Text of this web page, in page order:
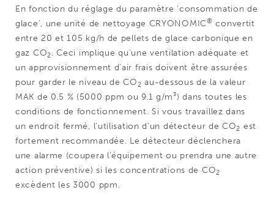
En fonction du réglage du paramètre ‘consommation de
glace’, une unité de nettoyage CRYONOMIC® convertit
entre 20 et 105 kg/h de pellets de glace carbonique en
gaz CO2. Ceci implique qu'une ventilation adéquate et
un approvisionnement d’air frais doivent être assurées
pour garder le niveau de CO2 au-dessous de la valeur
MAK de 0.5 % (5000 ppm ou 9.1 g/m³) dans toutes les
conditions de fonctionnement. Si vous travaillez dans
un endroit fermé, l’utilisation d’un détecteur de CO2 est
fortement recommandée. Le détecteur déclenchera
une alarme (coupera l’équipement ou prendra une autre
action préventive) si les concentrations de CO2
excèdent les 3000 ppm.